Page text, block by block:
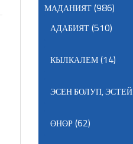
МАДАНИЯТ(986)
АДАБИЯТ(510)
КЫЛКАЛЕМ(14)
ЭСЕН БОЛУП,
ӨНӨР(62)